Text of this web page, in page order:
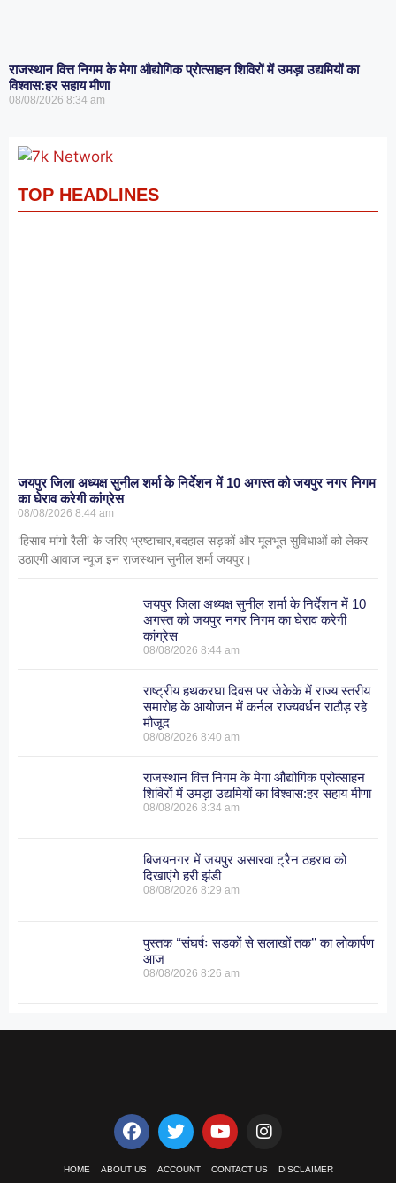
राजस्थान वित्त निगम के मेगा औद्योगिक प्रोत्साहन शिविरों में उमड़ा उद्यमियों का
विश्वास:हर सहाय मीणा
08/08/2026 8:34 am
TOP HEADLINES
जयपुर जिला अध्यक्ष सुनील शर्मा के निर्देशन में 10 अगस्त को जयपुर नगर निगम
का घेराव करेगी कांग्रेस
08/08/2026 8:44 am
‘हिसाब मांगो रैली’ के जरिए भ्रष्टाचार,बदहाल सड़कों और मूलभूत सुविधाओं को लेकर
उठाएगी आवाज न्यूज इन राजस्थान सुनील शर्मा जयपुर।
जयपुर जिला अध्यक्ष सुनील शर्मा के निर्देशन में 10
अगस्त को जयपुर नगर निगम का घेराव करेगी
कांग्रेस
08/08/20268:44 am
राष्ट्रीय हथकरघा दिवस पर जेकेके में राज्य स्तरीय
समारोह के आयोजन में कर्नल राज्यवर्धन राठौड़ रहे
मौजूद
08/08/20268:40 am
राजस्थान वित्त निगम के मेगा औद्योगिक प्रोत्साहन
शिविरों में उमड़ा उद्यमियों का विश्वास:हर सहाय मीणा
08/08/20268:34 am
बिजयनगर में जयपुर असारवा ट्रैन ठहराव को
दिखाएंगे हरी झंडी
08/08/20268:29 am
पुस्तक ‘‘संघर्षः सड़कों से सलाखों तक’’ का लोकार्पण
आज
08/08/20268:26 am
HOME ABOUT US ACCOUNT CONTACT US DISCLAIMER